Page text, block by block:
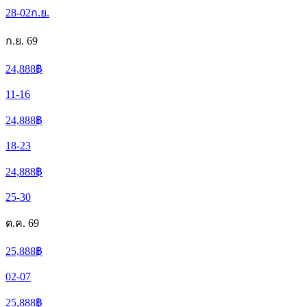
28-02ก.ย.
ก.ย. 69
24,888฿
11-16
24,888฿
18-23
24,888฿
25-30
ต.ค. 69
25,888฿
02-07
25,888฿